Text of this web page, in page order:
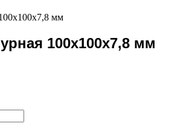
мм
100х100х7,8 мм